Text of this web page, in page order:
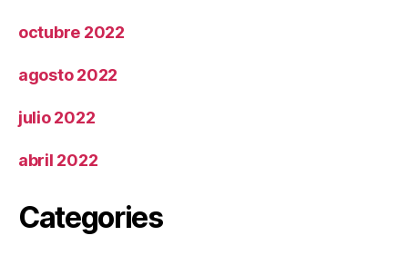
octubre 2022
agosto 2022
julio 2022
abril 2022
Categories